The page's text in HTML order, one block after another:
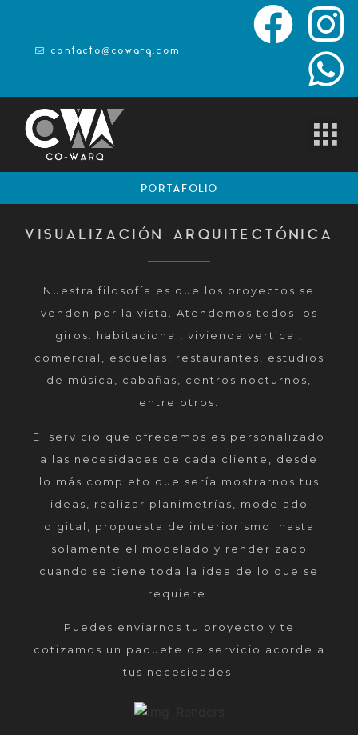
contacto@cowarq.com
PORTAFOLIO
VISUALIZACIÓN ARQUITECTÓNICA
Nuestra filosofía es que los proyectos se
venden por la vista. Atendemos todos los
giros: habitacional, vivienda vertical,
comercial, escuelas, restaurantes, estudios
de música, cabañas, centros nocturnos,
entre otros.
El servicio que ofrecemos es personalizado
a las necesidades de cada cliente, desde
lo más completo que sería mostrarnos tus
ideas, realizar planimetrías, modelado
digital, propuesta de interiorismo; hasta
solamente el modelado y renderizado
cuando se tiene toda la idea de lo que se
requiere.
Puedes enviarnos tu proyecto y te
cotizamos un paquete de servicio acorde a
tus necesidades.